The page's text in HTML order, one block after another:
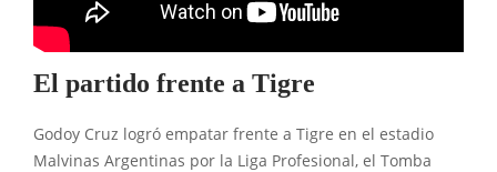
El partido frente a Tigre
Godoy Cruz logró empatar frente a Tigre en el estadio
Malvinas Argentinas por la Liga Profesional, el Tomba